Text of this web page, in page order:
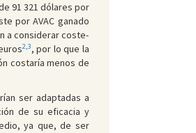
91 321 dólares por
por AVAC ganado
a considerar coste-
2,3, por lo que la
costaría menos de
ser adaptadas a
de su eficacia y
ya que, de ser